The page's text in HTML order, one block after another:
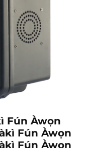
Fún Àwọn
Fún Àwọn
Fún Àwọn